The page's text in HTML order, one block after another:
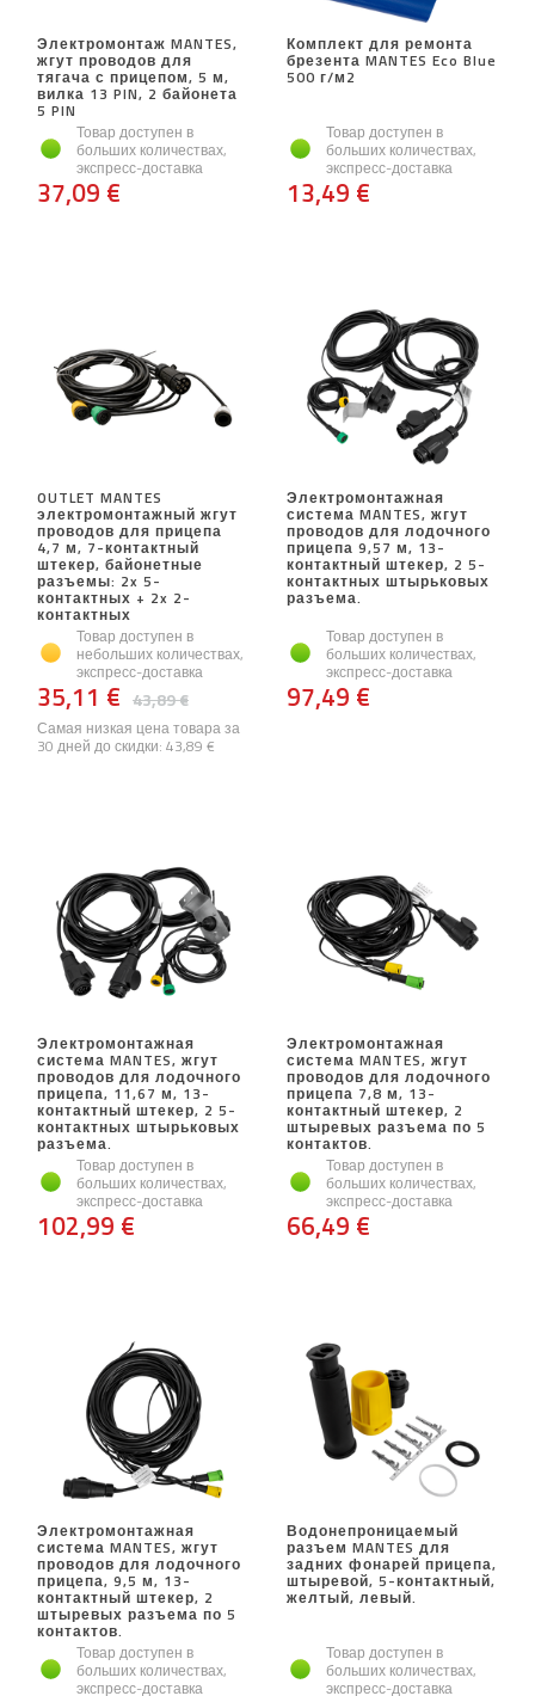
Электромонтаж MANTES,
жгут проводов для
тягача с прицепом, 5 м,
вилка 13 PIN, 2 байонета
5 PIN
Товар доступен в
больших количествах,
экспресс-доставка
37,09 €
Комплект для ремонта
брезента MANTES Eco Blue
500 г/м2
Товар доступен в
больших количествах,
экспресс-доставка
13,49 €
OUTLET MANTES
электромонтажный жгут
проводов для прицепа
4,7 м, 7-контактный
штекер, байонетные
разъемы: 2x 5-
контактных + 2x 2-
контактных
Товар доступен в
небольших количествах,
экспресс-доставка
43,89 €
35,11 €
Самая низкая цена товара за
30 дней до скидки: 43,89 €
Электромонтажная
система MANTES, жгут
проводов для лодочного
прицепа 9,57 м, 13-
контактный штекер, 2 5-
контактных штырьковых
разъема.
Товар доступен в
больших количествах,
экспресс-доставка
97,49 €
Электромонтажная
система MANTES, жгут
проводов для лодочного
прицепа, 11,67 м, 13-
контактный штекер, 2 5-
контактных штырьковых
разъема.
Товар доступен в
больших количествах,
экспресс-доставка
102,99 €
Электромонтажная
система MANTES, жгут
проводов для лодочного
прицепа 7,8 м, 13-
контактный штекер, 2
штыревых разъема по 5
контактов.
Товар доступен в
больших количествах,
экспресс-доставка
66,49 €
Электромонтажная
система MANTES, жгут
проводов для лодочного
прицепа, 9,5 м, 13-
контактный штекер, 2
штыревых разъема по 5
контактов.
Товар доступен в
больших количествах,
экспресс-доставка
Водонепроницаемый
разъем MANTES для
задних фонарей прицепа,
штыревой, 5-контактный,
желтый, левый.
Товар доступен в
больших количествах,
экспресс-доставка